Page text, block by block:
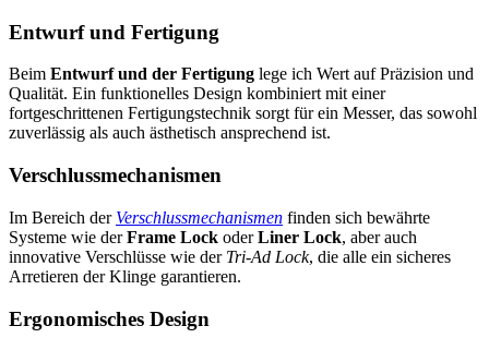
Entwurf und Fertigung
Beim Entwurf und der Fertigung lege ich Wert auf Präzision und
Qualität. Ein funktionelles Design kombiniert mit einer
fortgeschrittenen Fertigungstechnik sorgt für ein Messer, das sowohl
zuverlässig als auch ästhetisch ansprechend ist.
Verschlussmechanismen
Im Bereich der Verschlussmechanismen finden sich bewährte
Systeme wie derFrame Lock oderLiner Lock, aber auch
innovative Verschlüsse wie der Tri-Ad Lock, die alle ein sicheres
Arretieren der Klinge garantieren.
Ergonomisches Design